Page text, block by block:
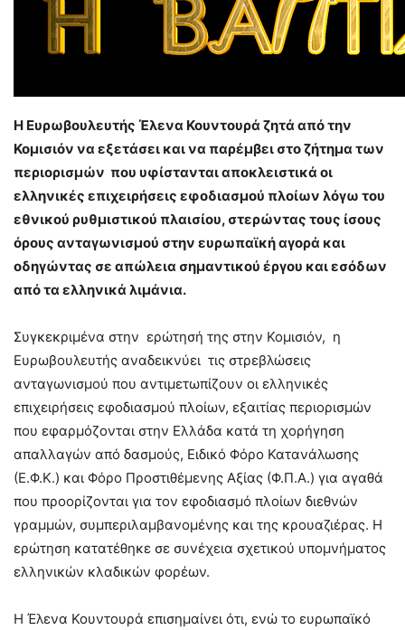
Η Ευρωβουλευτής Έλενα Κουντουρά ζητά από την
Κομισιόν να εξετάσει και να παρέμβει στο ζήτημα των
περιορισμών που υφίστανται αποκλειστικά οι
ελληνικές επιχειρήσεις εφοδιασμού πλοίων λόγω του
εθνικού ρυθμιστικού πλαισίου, στερώντας τους ίσους
όρους ανταγωνισμού στην ευρωπαϊκή αγορά και
οδηγώντας σε απώλεια σημαντικού έργου και εσόδων
από τα ελληνικά λιμάνια.
Συγκεκριμένα στην ερώτησή της στην Κομισιόν, η
Ευρωβουλευτής αναδεικνύει τις στρεβλώσεις
ανταγωνισμού που αντιμετωπίζουν οι ελληνικές
επιχειρήσεις εφοδιασμού πλοίων, εξαιτίας περιορισμών
που εφαρμόζονται στην Ελλάδα κατά τη χορήγηση
απαλλαγών από δασμούς, Ειδικό Φόρο Κατανάλωσης
(Ε.Φ.Κ.) και Φόρο Προστιθέμενης Αξίας (Φ.Π.Α.) για αγαθά
που προορίζονται για τον εφοδιασμό πλοίων διεθνών
γραμμών, συμπεριλαμβανομένης και της κρουαζιέρας. Η
ερώτηση κατατέθηκε σε συνέχεια σχετικού υπομνήματος
ελληνικών κλαδικών φορέων.
Η Έλενα Κουντουρά επισημαίνει ότι, ενώ το ευρωπαϊκό